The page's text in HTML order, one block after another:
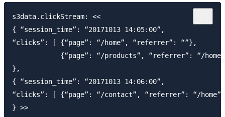
s3data.clickStream: <<
{ “session_time”: “20171013 14:05:00”,
“clicks”: [ {“page”: “/home”, “referrer”: “”},
{“page”: “/products”, “referrer”: “/
},
{ “session_time”: “20171013 14:06:00”,
“clicks”: [ {“page”: “/contact”, “referrer”: “/